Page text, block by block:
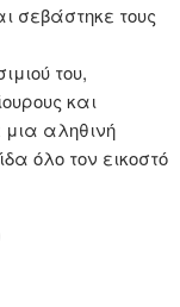
σεβάστηκε τους
του,
και
αληθινή
όλο τον εικοστό